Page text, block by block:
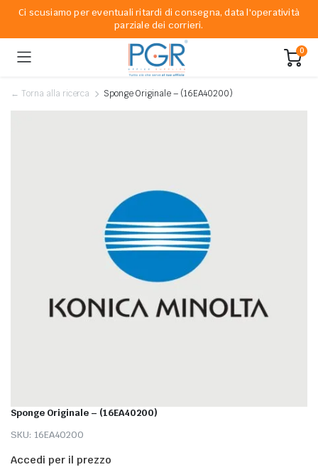
Ci scusiamo per eventuali ritardi di consegna, data l'operatività
parziale dei corrieri.
0
← Torna alla ricerca Sponge Originale – (16EA40200)
Sponge Originale – (16EA40200)
SKU: 16EA40200
Accedi per il prezzo